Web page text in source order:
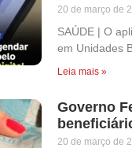
20 de março de
SAÚDE | O
em Unidades
Leia mais »
Governo
20 de março de